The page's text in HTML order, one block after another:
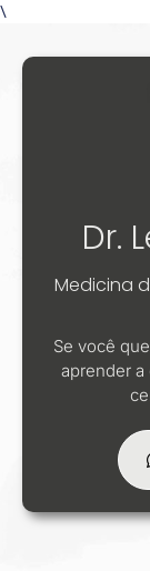
\
Dr.
Medicina
Se você
aprender a